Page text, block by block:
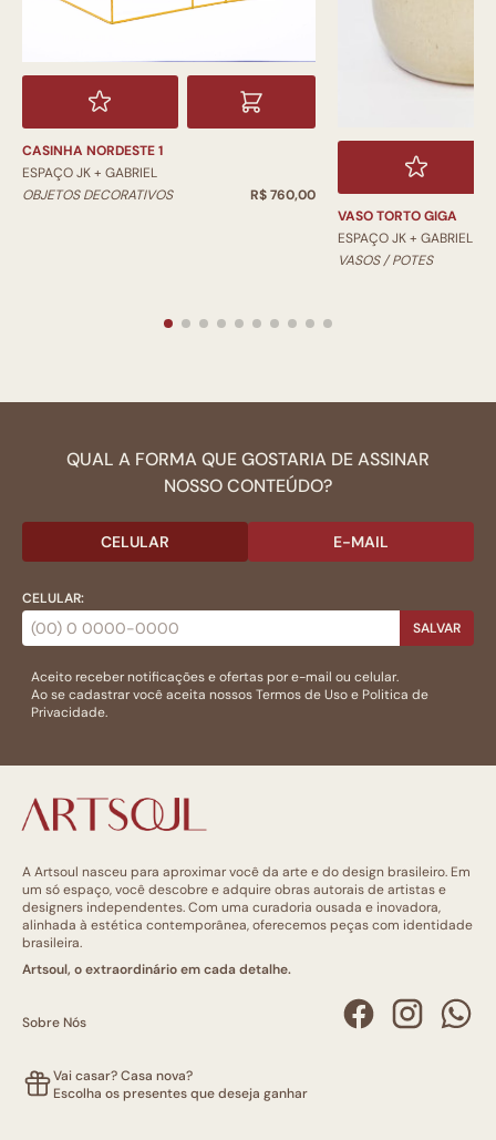
CASINHA NORDESTE 1
ESPAÇO JK + GABRIEL
OBJETOS DECORATIVOS
R$ 760,00
VASO TORTO GIGA
ESPAÇO JK + GABRIEL
VASOS / POTES
QUAL A FORMA QUE GOSTARIA DE ASSINAR
NOSSO CONTEÚDO?
CELULAR E-MAIL
CELULAR:
SALVAR
Aceito receber notificações e ofertas por e-mail ou celular.
Ao se cadastrar você aceita nossosTermos de Usoe Politica de
Privacidade.
A Artsoul nasceu para aproximar você da arte e do design brasileiro. Em
um só espaço, você descobre e adquire obras autorais de artistas e
designers independentes. Com uma curadoria ousada e inovadora,
alinhada à estética contemporânea, oferecemos peças com identidade
brasileira.
Artsoul, o extraordinário em cada detalhe.
Sobre Nós
Vai casar? Casa nova?
Escolha os presentes que deseja ganhar